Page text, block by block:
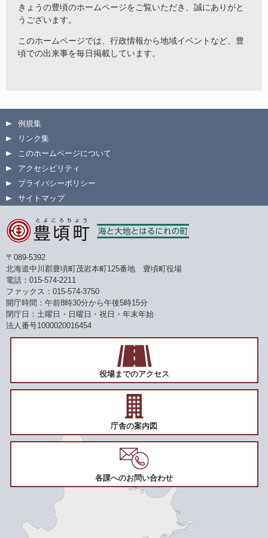
きょうの豊頃のホームページをご覧いただき、誠にありがと
うございます。
このホームページでは、行政情報から地域イベントなど、豊
頃での出来事を毎日掲載しています。
例規集
リンク集
このホームページについて
アクセシビリティ
プライバシーポリシー
サイトマップ
〒089-5392
北海道中川郡豊頃町茂岩本町125番地 豊頃町役場
電話：015-574-2211
ファックス：015-574-3750
開庁時間：午前8時30分から午後5時15分
閉庁日：土曜日・日曜日・祝日・年末年始
法人番号1000020016454
役場までのアクセス
庁舎の案内図
各課へのお問い合わせ